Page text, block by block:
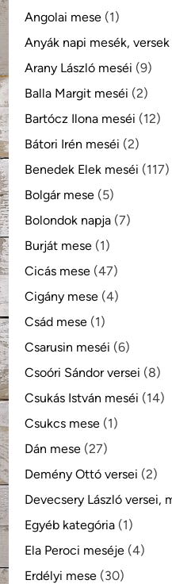
Angolai mese (1)
Anyák napi mesék, versek
Arany László meséi (9)
Balla Margit meséi (2)
Bartócz Ilona meséi (12)
Bátori Irén meséi (2)
Benedek Elek meséi (117)
Bolgár mese (5)
Bolondok napja (7)
Burját mese (1)
Cicás mese (47)
Cigány mese (4)
Csád mese (1)
Csarusin meséi (6)
Csoóri Sándor versei (8)
Csukás István meséi (14)
Csukcs mese (1)
Dán mese (27)
Demény Ottó versei (2)
Devecsery László versei,
Egyéb kategória (1)
Ela Peroci meséje (4)
Erdélyi mese (30)